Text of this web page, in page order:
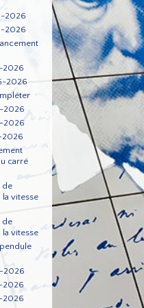
2026
2026
2026
2026
2026
2026
2026
carré
de
vitesse
de
vitesse
2026
2026
2026